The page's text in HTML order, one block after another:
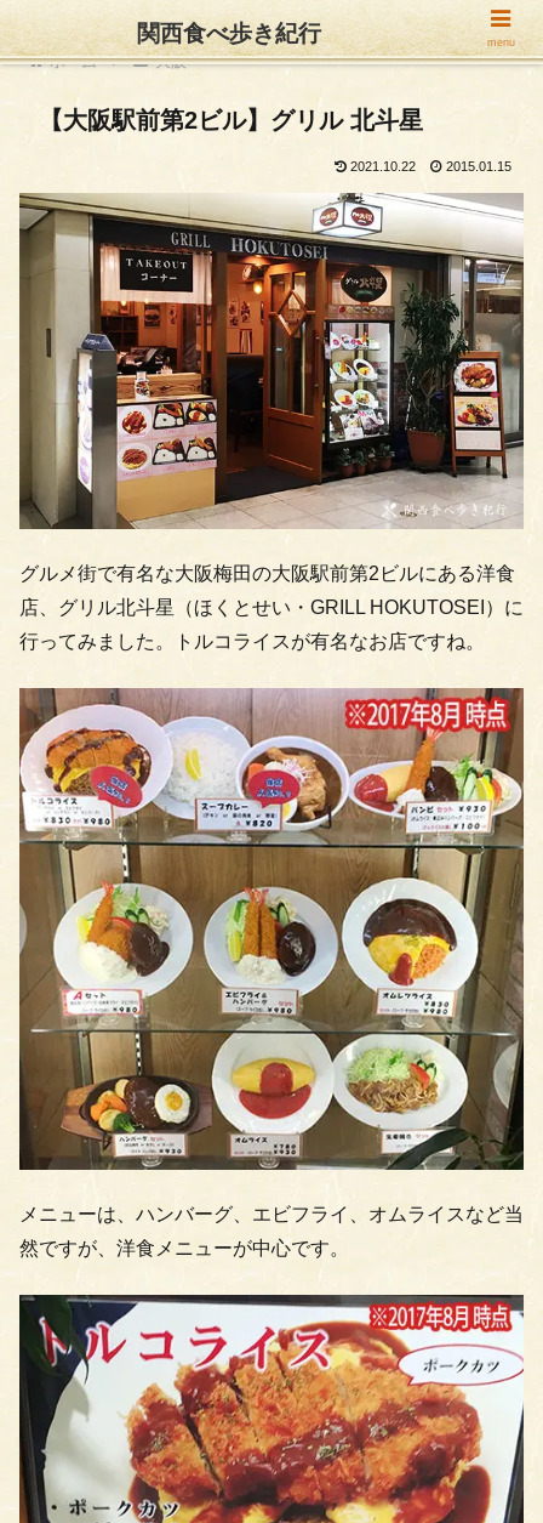
ホーム 大阪
【大阪駅前第2ビル】グリル 北斗星
2021.10.22 2015.01.15
グルメ街で有名な大阪梅田の大阪駅前第2ビルにある洋食
店、グリル北斗星（ほくとせい・GRILL HOKUTOSEI）に
行ってみました。トルコライスが有名なお店ですね。
メニューは、ハンバーグ、エビフライ、オムライスなど当
然ですが、洋食メニューが中心です。
関西食べ歩き紀行 menu